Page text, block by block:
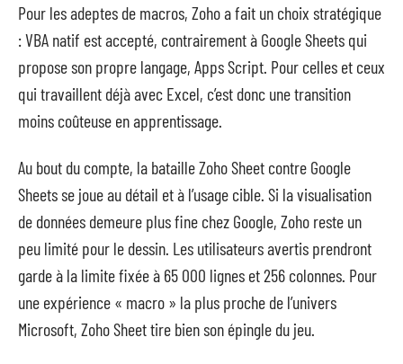
Pour les adeptes de macros, Zoho a fait un choix stratégique
: VBA natif est accepté, contrairement à Google Sheets qui
propose son propre langage, Apps Script. Pour celles et ceux
qui travaillent déjà avec Excel, c’est donc une transition
moins coûteuse en apprentissage.
Au bout du compte, la bataille Zoho Sheet contre Google
Sheets se joue au détail et à l’usage cible. Si la visualisation
de données demeure plus fine chez Google, Zoho reste un
peu limité pour le dessin. Les utilisateurs avertis prendront
garde à la limite fixée à 65 000 lignes et 256 colonnes. Pour
une expérience « macro » la plus proche de l’univers
Microsoft, Zoho Sheet tire bien son épingle du jeu.